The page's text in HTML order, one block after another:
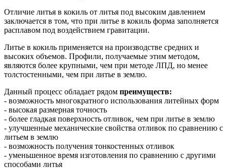
Отличие литья в кокиль от литья под высоким давлением
заключается в том, что при литье в кокиль форма заполняется
расплавом под воздействием гравитации.
Литье в кокиль применяется на производстве средних и
высоких объемов. Профили, получаемые этим методом,
являются более крупными, чем при методе ЛПД, но менее
толстостенными, чем при литье в землю.
Данный процесс обладает рядом преимуществ:
- возможность многократного использования литейных форм
- высокая размерная точность
- более гладкая поверхность отливок, чем при литье в землю
- улучшенные механические свойства отливок по сравнению с
литьем в землю
- возможность получения тонкостенных отливок
- уменьшенное время изготовления по сравнению с другими
способами литья